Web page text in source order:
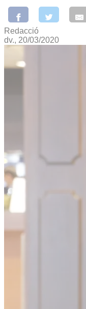
Redacció
dv., 20/03/2020